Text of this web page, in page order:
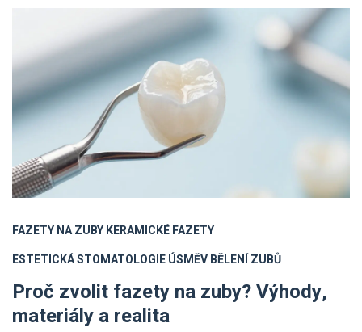
FAZETY NA ZUBYKERAMICKÉ FAZETY
ESTETICKÁ STOMATOLOGIEÚSMĚVBĚLENÍ ZUBŮ
Proč zvolit fazety na zuby? Výhody,
materiály a realita